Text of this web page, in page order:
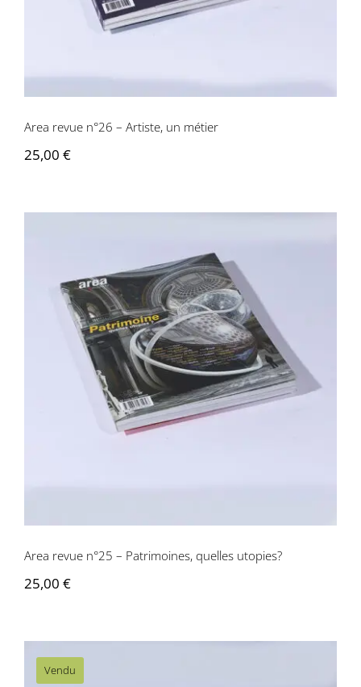
Area revue n°26 – Artiste, un métier
25,00 €
Area revue n°25 – Patrimoines, quelles
utopies?
Area revue n°25 – Patrimoines, quelles utopies?
25,00 €
Vendu